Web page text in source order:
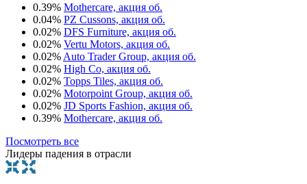
0.39% Mothercare, акция об.
0.04% PZ Cussons, акция об.
0.02% DFS Furniture, акция об.
0.02% Vertu Motors, акция об.
0.02% Auto Trader Group, акция об.
0.02% High Co, акция об.
0.02% Topps Tiles, акция об.
0.02% Motorpoint Group, акция об.
0.02% JD Sports Fashion, акция об.
0.39% Mothercare, акция об.
Посмотреть все
Лидеры падения в отрасли